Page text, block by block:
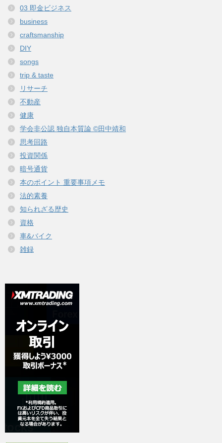
03 即金ビジネス
business
craftsmanship
DIY
songs
trip & taste
リサーチ
不動産
健康
学会非公認 独自本質論 ©田中靖和
思考回路
投資関係
暗号通貨
本のポイント 重要事項メモ
法的素養
知られざる歴史
資格
車&バイク
雑録